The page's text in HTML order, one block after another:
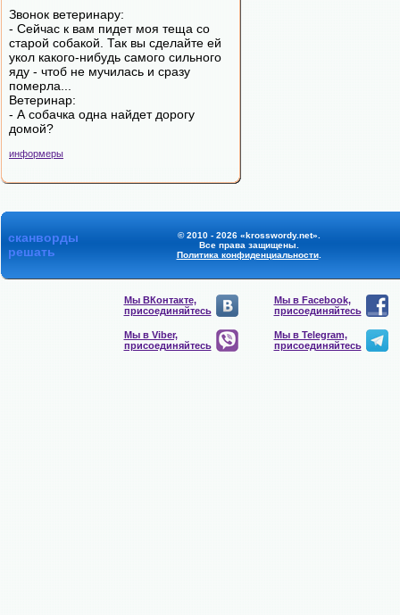
Звонок ветеринару:
- Сейчас к вам пидет моя теща со
старой собакой. Так вы сделайте ей
укол какого-нибудь самого сильного
яду - чтоб не мучилась и сразу
померла...
Ветеринар:
- А собачка одна найдет дорогу
домой?
информеры
сканворды
решать
© 2010 - 2026 «krosswordy.net».
Все права защищены.
Политика конфиденциальности.
Мы ВКонтакте,
присоединяйтесь
Мы в Facebook,
присоединяйтесь
Мы в Viber,
присоединяйтесь
Мы в Telegram,
присоединяйтесь